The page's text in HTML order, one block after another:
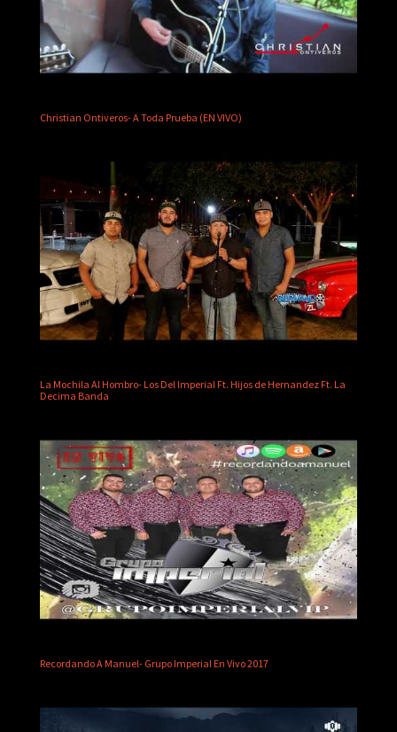
Christian Ontiveros- A Toda Prueba (EN VIVO)
La Mochila Al Hombro- Los Del Imperial Ft. Hijos de Hernandez Ft. La
Decima Banda
Recordando A Manuel- Grupo Imperial En Vivo 2017